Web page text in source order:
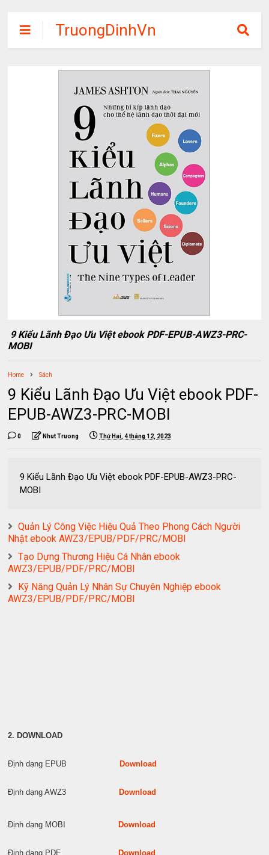
TruongDinhVn
Chia sẽ ebook,
các khóa học,
phần mềm học
tập miễn phí
9 Kiểu Lãnh Đạo Ưu Việt ebook PDF-EPUB-AWZ3-PRC-
MOBI
Home Sách
9 Kiểu Lãnh Đạo Ưu Việt ebook PDF-
EPUB-AWZ3-PRC-MOBI
0 Nhut Truong Thứ Hai, 4 tháng 12, 2023
9 Kiểu Lãnh Đạo Ưu Việt ebook PDF-EPUB-AWZ3-PRC-
MOBI
Quản Lý Công Việc Hiệu Quả Theo Phong Cách Người
Nhật ebook AWZ3/EPUB/PDF/PRC/MOBI
Tạo Dựng Thương Hiệu Cá Nhân ebook
AWZ3/EPUB/PDF/PRC/MOBI
Kỹ Năng Quản Lý Nhân Sự Chuyên Nghiệp ebook
AWZ3/EPUB/PDF/PRC/MOBI
2. DOWNLOAD
Định dạng EPUB Download
Định dạng AWZ3 Download
Định dạng MOBI Download
Định dạng PDF Download